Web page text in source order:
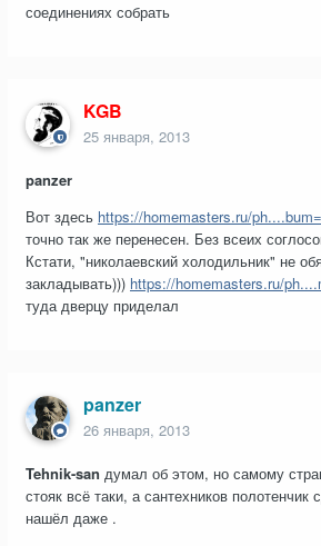
соединениях собрать
KGB
25 января, 2013
panzer
Вот здесь https://homemasters.ru/
точно так же перенесен. Без всеих
Кстати, "николаевский холодильник" не
закладывать))) https://homemasters.ru/
туда дверцу приделал
panzer
26 января, 2013
Tehnik-san думал об этом, но самому
стояк всё таки, а сантехников
нашёл даже .